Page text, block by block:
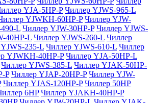
YJA-5HP-P Чиллер YJWS-965-L
YJWKH-60HP-P Чиллер YJW-
L Чиллер YJW-30HP-P Чиллер YJWS-
40HP-L Чиллер YJWS-260-L Чиллер
235-L Чиллер YJWS-610-L Чиллер
YJWKH-40HP-P Чиллер YJA-50HP-L
Чиллер YJWS-385-L Чиллер YJAK-50HP-
P Чиллер YJAP-20HP-P Чиллер YJW-
Чиллер YJAS-120HP-P Чиллер 50HP
6HP Чиллер YJAKH-40HP-P